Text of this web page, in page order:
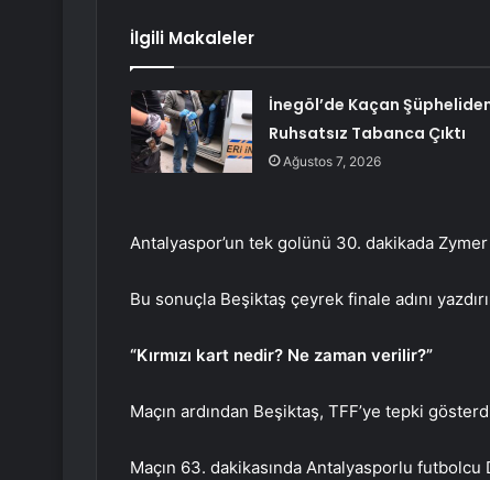
İlgili Makaleler
İnegöl’de Kaçan
Ruhsatsız Tabanca Çıktı
Ağustos 7, 2026
Antalyaspor’un tek golünü 30. dakikada
Bu sonuçla Beşiktaş çeyrek finale adını
“Kırmızı kart nedir? Ne zaman verilir?”
Maçın ardından Beşiktaş, TFF’ye tepki
Maçın 63. dakikasında Antalyasporlu futbolcu